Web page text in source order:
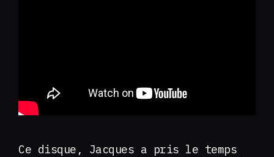
Ce disque, Jacques a pris le temps